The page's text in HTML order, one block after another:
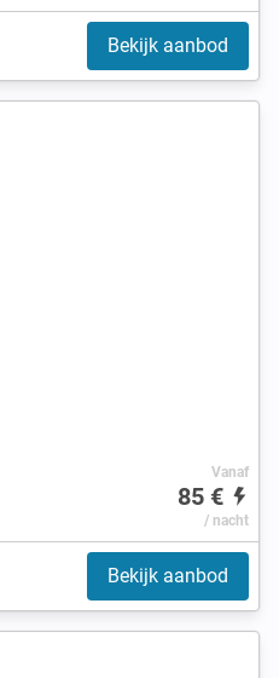
Bekijk aanbod
Vanaf
85 €
/ nacht
Bekijk aanbod